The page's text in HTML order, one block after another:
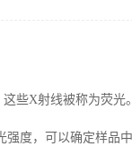
些X射线被称为荧光。
度，可以确定样品